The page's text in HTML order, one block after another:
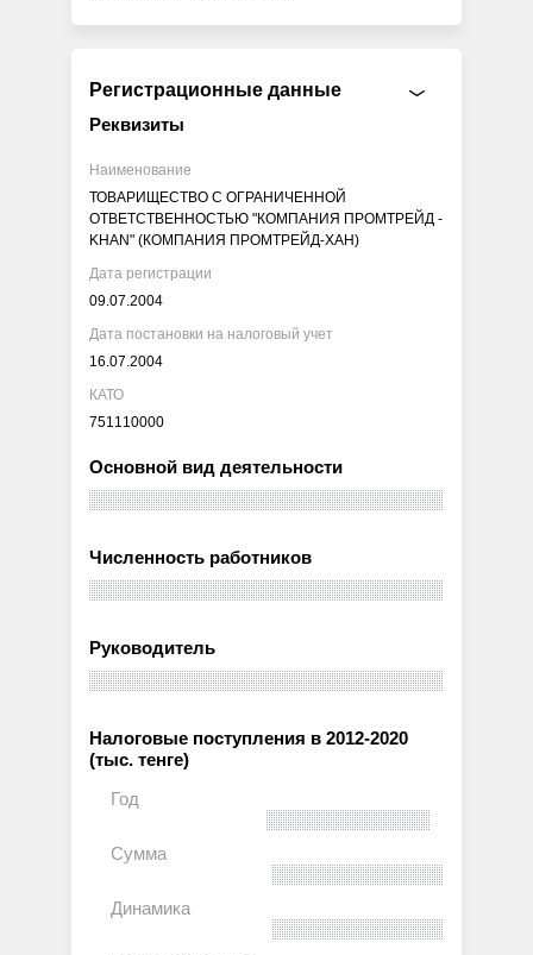
Регистрационные данные
Реквизиты
Наименование
ТОВАРИЩЕСТВО С ОГРАНИЧЕННОЙ
ОТВЕТСТВЕННОСТЬЮ "КОМПАНИЯ ПРОМТРЕЙД -
KHAN" (КОМПАНИЯ ПРОМТРЕЙД-ХАН)
Дата регистрации
09.07.2004
Дата постановки на налоговый учет
16.07.2004
КАТО
751110000
Основной вид деятельности
Численность работников
Руководитель
Налоговые поступления в 2012-2020
(тыс. тенге)